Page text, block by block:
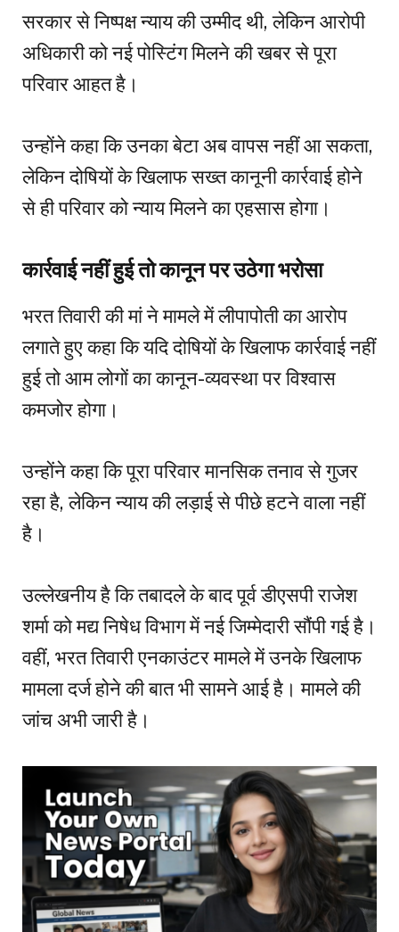
सरकार से निष्पक्ष न्याय की उम्मीद थी, लेकिन आरोपी
अधिकारी को नई पोस्टिंग मिलने की खबर से पूरा
परिवार आहत है।
उन्होंने कहा कि उनका बेटा अब वापस नहीं आ सकता,
लेकिन दोषियों के खिलाफ सख्त कानूनी कार्रवाई होने
से ही परिवार को न्याय मिलने का एहसास होगा।
कार्रवाई नहीं हुई तो कानून पर उठेगा भरोसा
भरत तिवारी की मां ने मामले में लीपापोती का आरोप
लगाते हुए कहा कि यदि दोषियों के खिलाफ कार्रवाई नहीं
हुई तो आम लोगों का कानून-व्यवस्था पर विश्वास
कमजोर होगा।
उन्होंने कहा कि पूरा परिवार मानसिक तनाव से गुजर
रहा है, लेकिन न्याय की लड़ाई से पीछे हटने वाला नहीं
है।
उल्लेखनीय है कि तबादले के बाद पूर्व डीएसपी राजेश
शर्मा को मद्य निषेध विभाग में नई जिम्मेदारी सौंपी गई है।
वहीं, भरत तिवारी एनकाउंटर मामले में उनके खिलाफ
मामला दर्ज होने की बात भी सामने आई है। मामले की
जांच अभी जारी है।